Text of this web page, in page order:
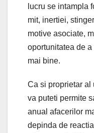
lucru se intampla
mit, inertiei,
motive asociate,
oportunitatea de
mai bine.
Ca si proprietar al
va puteti permite
anual afacerilor
depinda de